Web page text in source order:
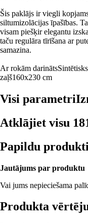
Šis paklājs ir viegli
siltumizolācijas īpašības.
visam piešķir elegantu
taču regulāra tīrīšana ar
samazina.
Ar rokām darinātsSintētisks
zaļš160x230 cm
Visi parametri
Atklājiet visu
Papildu produkti
Jautājums par produktu
Vai jums nepieciešama
Produkta